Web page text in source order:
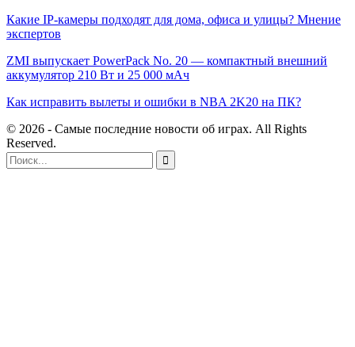
Какие IP-камеры подходят для дома, офиса и улицы? Мнение
экспертов
ZMI выпускает PowerPack No. 20 — компактный внешний
аккумулятор 210 Вт и 25 000 мАч
Как исправить вылеты и ошибки в NBA 2K20 на ПК?
© 2026 - Самые последние новости об играх. All Rights
Reserved.